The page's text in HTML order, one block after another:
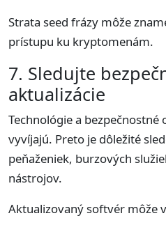
Strata seed frázy môže
prístupu ku kryptomenám.
7. Sledujte
aktualizácie
Technológie a bezpečnostné
vyvíjajú. Preto je dôležité
peňaženiek, burzových
nástrojov.
Aktualizovaný softvér môže